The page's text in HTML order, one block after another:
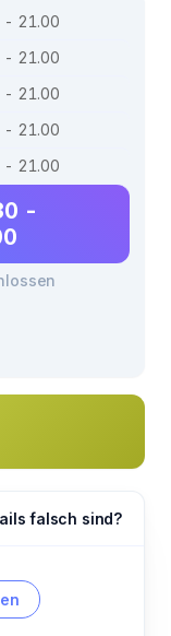
- 21.00
- 21.00
- 21.00
- 21.00
- 21.00
-
falsch sind?